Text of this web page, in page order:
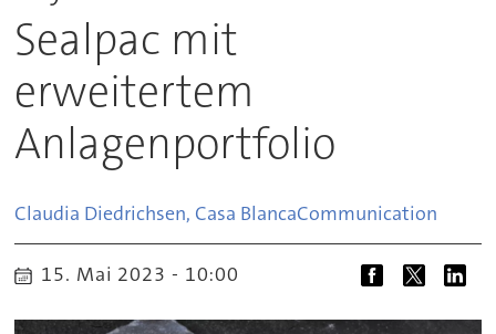
Sealpac mit
erweitertem
Anlagenportfolio
Claudia Diedrichsen, Casa BlancaCommunication
15. Mai 2023 - 10:00